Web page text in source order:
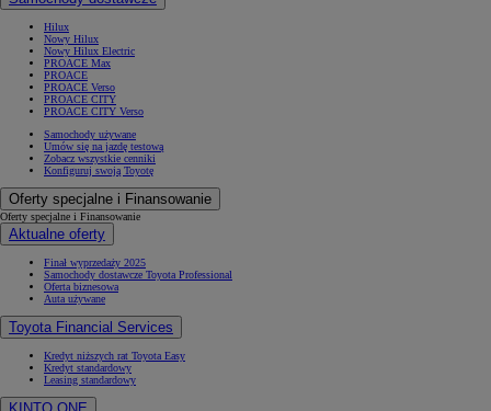
Hilux
Nowy Hilux
Nowy Hilux Electric
PROACE Max
PROACE
PROACE Verso
PROACE CITY
PROACE CITY Verso
Samochody używane
Umów się na jazdę testową
Zobacz wszystkie cenniki
Konfiguruj swoją Toyotę
Oferty specjalne i Finansowanie
Oferty specjalne i Finansowanie
Aktualne oferty
Finał wyprzedaży 2025
Samochody dostawcze Toyota Professional
Oferta biznesowa
Auta używane
Toyota Financial Services
Kredyt niższych rat Toyota Easy
Kredyt standardowy
Leasing standardowy